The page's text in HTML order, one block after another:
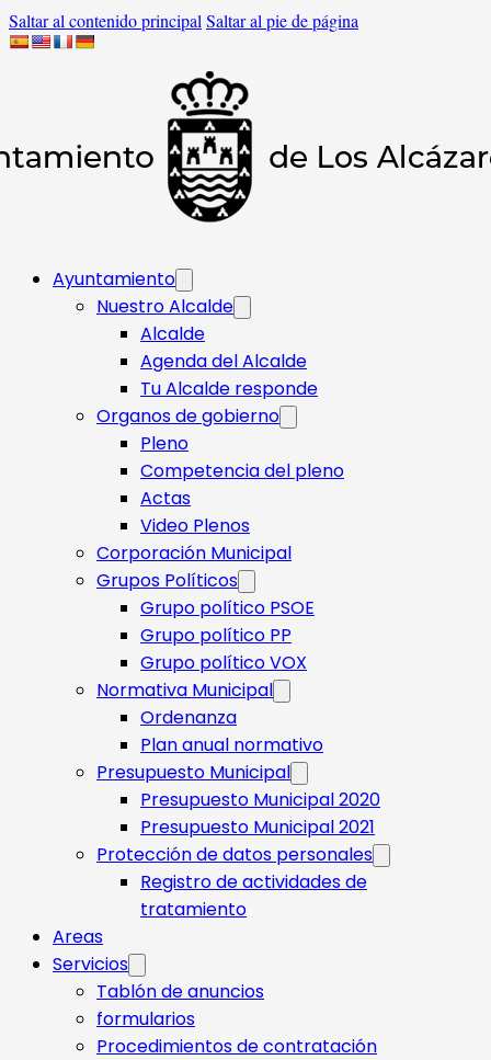
Saltar al contenido principal Saltar al pie de página
Ayuntamiento
Nuestro Alcalde
Alcalde
Agenda del Alcalde
Tu Alcalde responde​
Organos de gobierno
Pleno
Competencia del pleno
Actas
Video Plenos
Corporación Municipal
Grupos Políticos
Grupo político PSOE
Grupo político PP
Grupo político VOX
Normativa Municipal
Ordenanza
Plan anual normativo
Presupuesto Municipal
Presupuesto Municipal 2020
Presupuesto Municipal 2021
Protección de datos personales
Registro de actividades de
tratamiento
Areas
Servicios
Tablón de anuncios
formularios
Procedimientos de contratación